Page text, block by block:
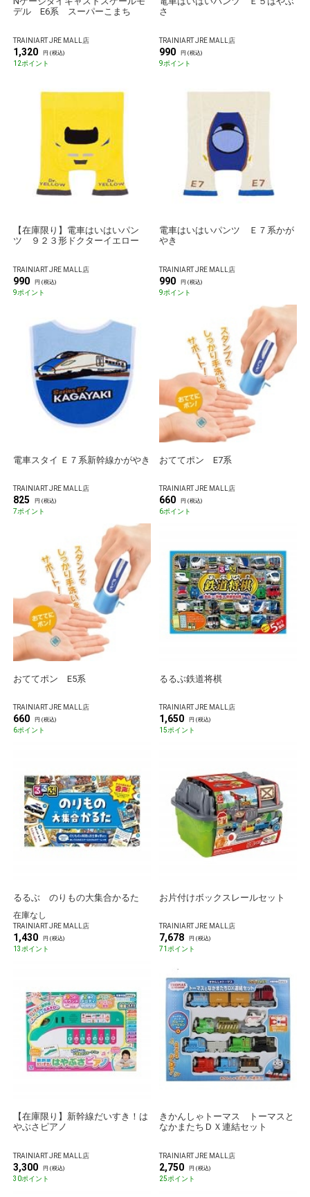
デル E6系 スーパーこまち
TRAINIART JRE MALL店
1,320 円 (税込)
12ポイント
さ
TRAINIART JRE MALL店
990 円 (税込)
9ポイント
【在庫限り】電車はいはいパン
ツ ９２３形ドクターイエロー
TRAINIART JRE MALL店
990 円 (税込)
9ポイント
電車はいはいパンツ Ｅ７系かが
やき
TRAINIART JRE MALL店
990 円 (税込)
9ポイント
電車スタイ Ｅ７系新幹線かがやき
TRAINIART JRE MALL店
825 円 (税込)
7ポイント
おててポン E7系
TRAINIART JRE MALL店
660 円 (税込)
6ポイント
おててポン E5系
TRAINIART JRE MALL店
660 円 (税込)
6ポイント
るるぶ鉄道将棋
TRAINIART JRE MALL店
1,650 円 (税込)
15ポイント
るるぶ のりもの大集合かるた
在庫なし
TRAINIART JRE MALL店
1,430 円 (税込)
13ポイント
お片付けボックスレールセット
TRAINIART JRE MALL店
7,678 円 (税込)
71ポイント
【在庫限り】新幹線だいすき！は
やぶさピアノ
TRAINIART JRE MALL店
3,300 円 (税込)
30ポイント
きかんしゃトーマス トーマスと
なかまたちＤＸ連結セット
TRAINIART JRE MALL店
2,750 円 (税込)
25ポイント